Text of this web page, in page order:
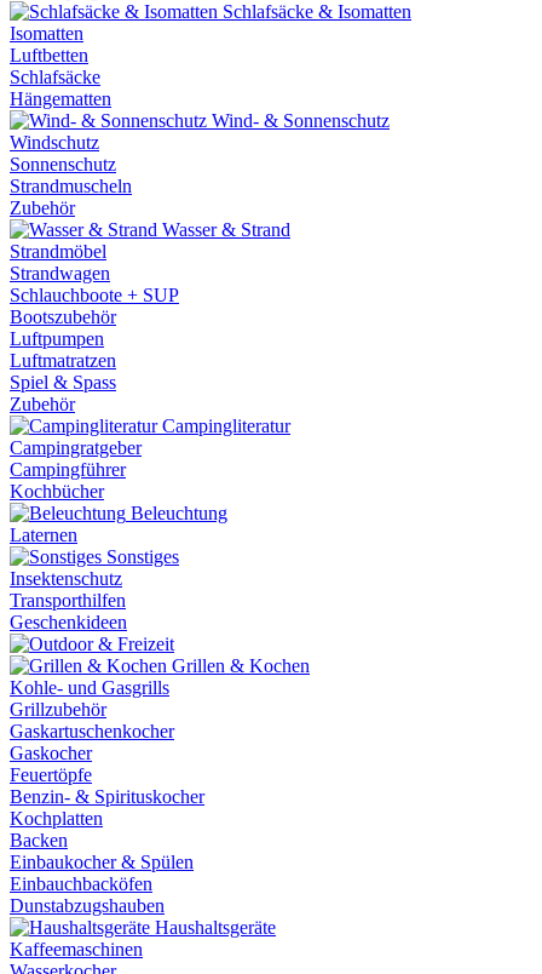
Schlafsäcke & Isomatten
Isomatten
Luftbetten
Schlafsäcke
Hängematten
Wind- & Sonnenschutz
Windschutz
Sonnenschutz
Strandmuscheln
Zubehör
Wasser & Strand
Strandmöbel
Strandwagen
Schlauchboote + SUP
Bootszubehör
Luftpumpen
Luftmatratzen
Spiel & Spass
Zubehör
Campingliteratur
Campingratgeber
Campingführer
Kochbücher
Beleuchtung
Laternen
Sonstiges
Insektenschutz
Transporthilfen
Geschenkideen
Grillen & Kochen
Kohle- und Gasgrills
Grillzubehör
Gaskartuschenkocher
Gaskocher
Feuertöpfe
Benzin- & Spirituskocher
Kochplatten
Backen
Einbaukocher & Spülen
Einbauchbacköfen
Dunstabzugshauben
Haushaltsgeräte
Kaffeemaschinen